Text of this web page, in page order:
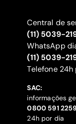
Central de
(11) 5039-
WhatsApp
(11) 5039-
‍Telefone 24h
SAC:
informações
‍0800 591
24h por dia